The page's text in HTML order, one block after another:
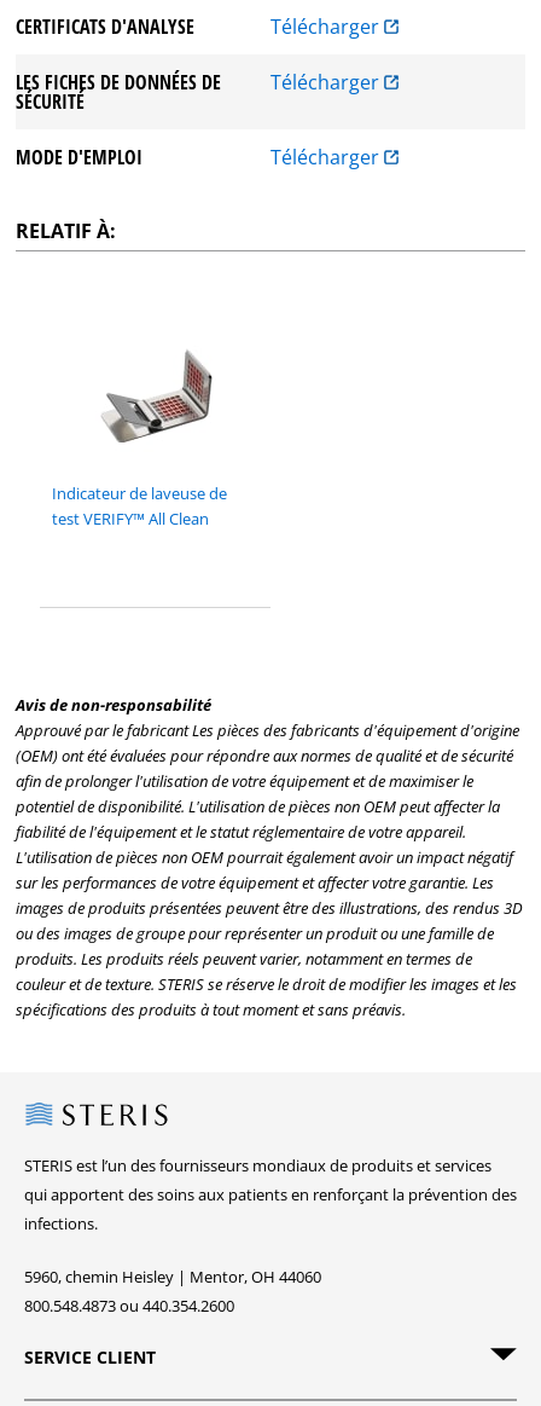
CERTIFICATS D'ANALYSE Télécharger
LES FICHES DE DONNÉES DE
SÉCURITÉ
Télécharger
MODE D'EMPLOI Télécharger
RELATIF À:
Indicateur de laveuse de
test VERIFY™ All Clean
Avis de non-responsabilité
Approuvé par le fabricant Les pièces des fabricants d'équipement d'origine
(OEM) ont été évaluées pour répondre aux normes de qualité et de sécurité
afin de prolonger l'utilisation de votre équipement et de maximiser le
potentiel de disponibilité. L'utilisation de pièces non OEM peut affecter la
fiabilité de l'équipement et le statut réglementaire de votre appareil.
L'utilisation de pièces non OEM pourrait également avoir un impact négatif
sur les performances de votre équipement et affecter votre garantie. Les
images de produits présentées peuvent être des illustrations, des rendus 3D
ou des images de groupe pour représenter un produit ou une famille de
produits. Les produits réels peuvent varier, notamment en termes de
couleur et de texture. STERIS se réserve le droit de modifier les images et les
spécifications des produits à tout moment et sans préavis.
Steris
STERIS est l’un des fournisseurs mondiaux de produits et services
qui apportent des soins aux patients en renforçant la prévention des
infections.
5960, chemin Heisley | Mentor, OH 44060
800.548.4873 ou 440.354.2600
SERVICE CLIENT